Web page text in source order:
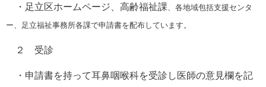
・足立区ホームページ、高齢福祉課、各地域包括支援センタ
ー、足立福祉事務所各課で申請書を配布しています。
２　受診
・申請書を持って耳鼻咽喉科を受診し医師の意見欄を記